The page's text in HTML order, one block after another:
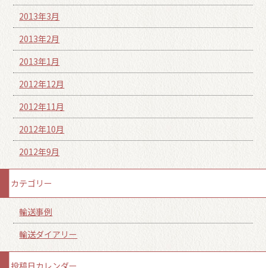
2013年3月
2013年2月
2013年1月
2012年12月
2012年11月
2012年10月
2012年9月
カテゴリー
輸送事例
輸送ダイアリー
投稿日カレンダー